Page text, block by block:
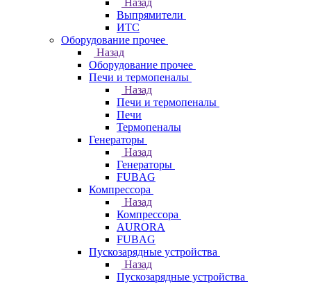
Назад
Выпрямители
ИТС
Оборудование прочее
Назад
Оборудование прочее
Печи и термопеналы
Назад
Печи и термопеналы
Печи
Термопеналы
Генераторы
Назад
Генераторы
FUBAG
Компрессора
Назад
Компрессора
AURORA
FUBAG
Пускозарядные устройства
Назад
Пускозарядные устройства